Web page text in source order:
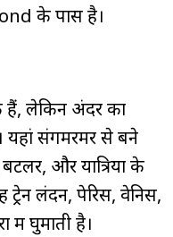
के पास है।
लेकिन अंदर का
यहां संगमरमर से बने
और यात्रियों के
ट्रेन लंदन, पेरिस, वेनिस,
में घुमाती है।